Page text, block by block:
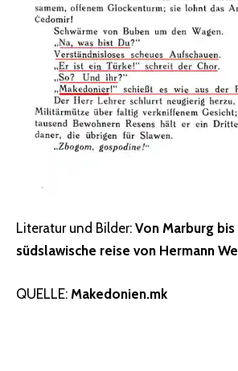
Literatur und Bilder: Von Marburg
südslawische reise von Hermann
QUELLE: Makedonien.mk